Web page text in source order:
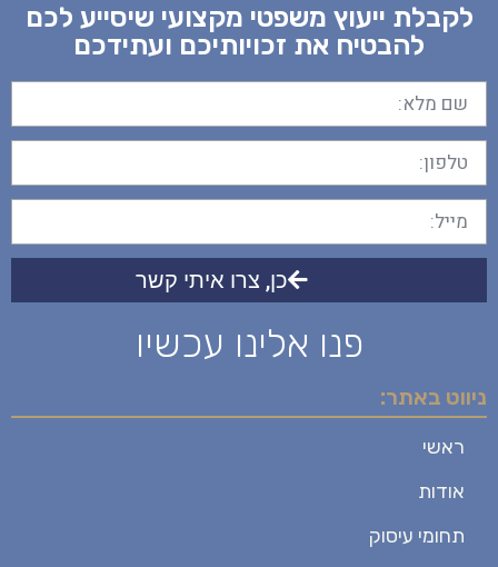
לקבלת ייעוץ משפטי מקצועי שיסייע לכם
להבטיח את זכויותיכם ועתידכם
כן, צרו איתי קשר
פנו אלינו עכשיו
ניווט באתר:
ראשי
אודות
תחומי עיסוק